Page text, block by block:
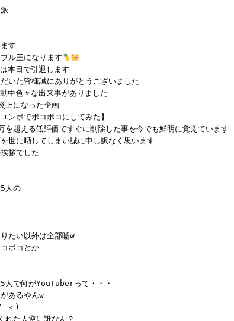
す
ル王になります
本日で引退します
いた皆様誠にありがとうございました
中色々な出来事がありました
上になった企画
ンボでボコボコにしてみた】
を超える低評価ですぐに削除した事を今でも鮮明に覚えています
世に晒してしまい誠に申し訳なく思います
拶でした
人の
たい以外は全部嘘w
ボコとか
人で何がYouTuberって・・・
あるやんw
_＜)
れた人逆に誰なん？